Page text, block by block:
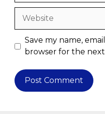
Website
Save my name,
browser for the